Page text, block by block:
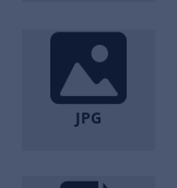
JPG